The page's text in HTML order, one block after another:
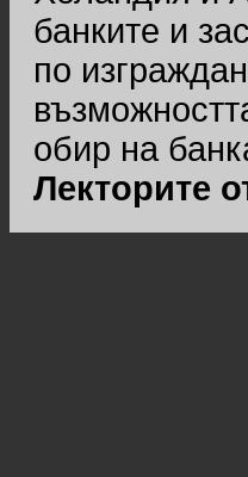
банките и
по
обир на
Лекторите